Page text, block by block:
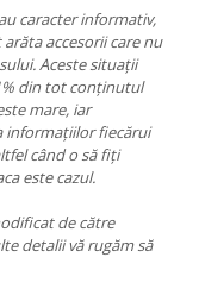
caracter informativ,
accesorii care nu
Aceste situații
din tot conținutul
mare, iar
informațiilor fiecărui
când o să fiți
este cazul.
de către
detalii vă rugăm să